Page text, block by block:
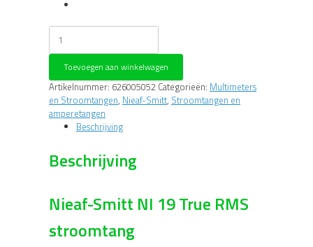
Nieaf-
Smitt
NI
plus
stroomtang
aantal
Toevoegen aan winkelwagen
Artikelnummer: 626005052 Categorieën: Multimeters
en Stroomtangen, Nieaf-Smitt, Stroomtangen en
amperetangen
Beschrijving
Beschrijving
Nieaf-Smitt NI 19 True RMS
stroomtang